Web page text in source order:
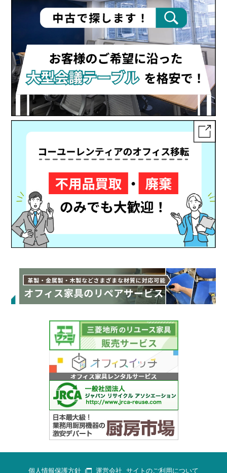
個人情報保護方針 運営会社 サイトのご利用について